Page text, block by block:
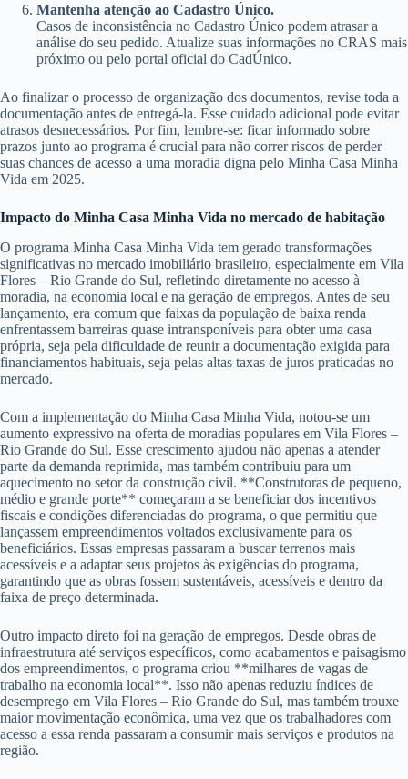
Mantenha atenção ao Cadastro Único.
Casos de inconsistência no Cadastro Único podem atrasar a
análise do seu pedido. Atualize suas informações no CRAS mais
próximo ou pelo portal oficial do CadÚnico.
Ao finalizar o processo de organização dos documentos, revise toda a
documentação antes de entregá-la. Esse cuidado adicional pode evitar
atrasos desnecessários. Por fim, lembre-se: ficar informado sobre
prazos junto ao programa é crucial para não correr riscos de perder
suas chances de acesso a uma moradia digna pelo Minha Casa Minha
Vida em 2025.
Impacto do Minha Casa Minha Vida no mercado de habitação
O programa Minha Casa Minha Vida tem gerado transformações
significativas no mercado imobiliário brasileiro, especialmente em Vila
Flores – Rio Grande do Sul, refletindo diretamente no acesso à
moradia, na economia local e na geração de empregos. Antes de seu
lançamento, era comum que faixas da população de baixa renda
enfrentassem barreiras quase intransponíveis para obter uma casa
própria, seja pela dificuldade de reunir a documentação exigida para
financiamentos habituais, seja pelas altas taxas de juros praticadas no
mercado.
Com a implementação do Minha Casa Minha Vida, notou-se um
aumento expressivo na oferta de moradias populares em Vila Flores –
Rio Grande do Sul. Esse crescimento ajudou não apenas a atender
parte da demanda reprimida, mas também contribuiu para um
aquecimento no setor da construção civil. **Construtoras de pequeno,
médio e grande porte** começaram a se beneficiar dos incentivos
fiscais e condições diferenciadas do programa, o que permitiu que
lançassem empreendimentos voltados exclusivamente para os
beneficiários. Essas empresas passaram a buscar terrenos mais
acessíveis e a adaptar seus projetos às exigências do programa,
garantindo que as obras fossem sustentáveis, acessíveis e dentro da
faixa de preço determinada.
Outro impacto direto foi na geração de empregos. Desde obras de
infraestrutura até serviços específicos, como acabamentos e paisagismo
dos empreendimentos, o programa criou **milhares de vagas de
trabalho na economia local**. Isso não apenas reduziu índices de
desemprego em Vila Flores – Rio Grande do Sul, mas também trouxe
maior movimentação econômica, uma vez que os trabalhadores com
acesso a essa renda passaram a consumir mais serviços e produtos na
região.